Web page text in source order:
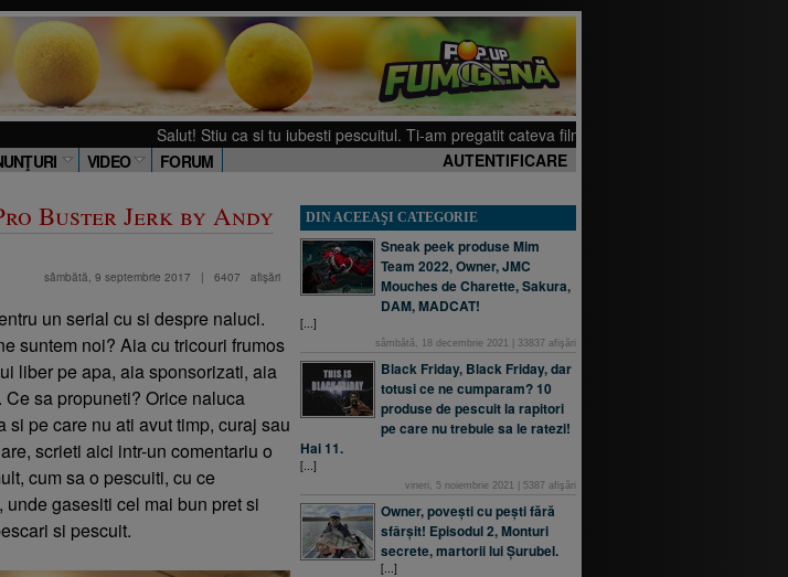
Salut! Stiu ca si tu iubesti pescuitul. Ti-am pregatit cateva filmulete pe canalul meu de
VIDEO FORUM AUTENTIFICARE
Buster Jerk by Andy
sâmbătă, 9 septembrie 2017 | 6407 afişări
un serial cu si despre naluci.
suntem noi? Aia cu tricouri frumos
liber pe apa, aia sponsorizati, aia
sa propuneti? Orice naluca
pe care nu ati avut timp, curaj sau
scrieti aici intr-un comentariu o
cum sa o pescuiti, cu ce
gasesiti cel mai bun pret si
si pescuit.
DIN ACEEAŞI CATEGORIE
Sneak peek produse Mim
Team 2022, Owner, JMC
Mouches de Charette, Sakura,
DAM, MADCAT!
[...]
sâmbătă, 18 decembrie 2021 33837 afişări
Black Friday, Black Friday, dar
totusi ce ne cumparam? 10
produse de pescuit la rapitori
pe care nu trebuie sa le ratezi!
Hai 11.
[...]
vineri, 5 noiembrie 2021 5387 afişări
Owner, povești cu pești fără
sfârșit! Episodul 2, Monturi
secrete, martorii lui Șurubel.
[...]